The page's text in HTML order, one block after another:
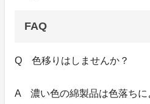
FAQ
Q 色移りはしませんか？
A 濃い色の綿製品は色落ちに